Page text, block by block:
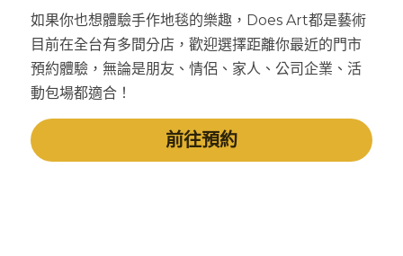
如果你也想體驗手作地毯的樂趣，Does Art都是藝術
目前在全台有多間分店 ，歡迎選擇距離你最近的門市
預約體驗，無論是朋友、情侶、家人、公司企業、活
動包場都適合！
前往預約